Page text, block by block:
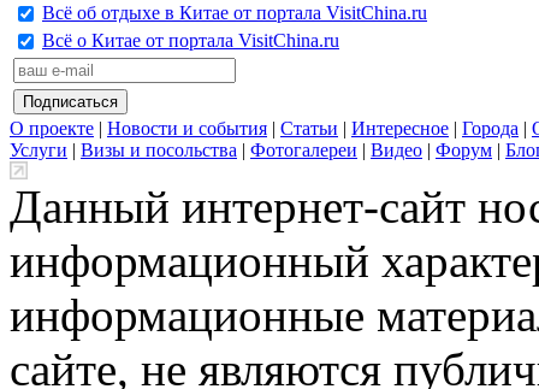
Всё об отдыхе в Китае от портала VisitChina.ru
Всё о Китае от портала VisitChina.ru
О проекте | Новости и события | Статьи | Интересное | Города |
Услуги | Визы и посольства | Фотогалереи | Видео | Форум |
Данный интернет-сайт
информационный
информационные
сайте, не являются